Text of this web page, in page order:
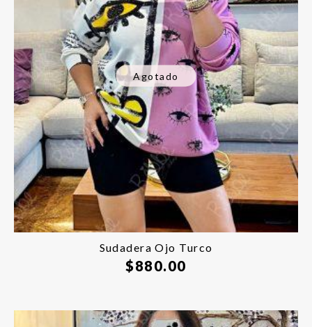
Agotado
Sudadera Ojo Turco
$880.00